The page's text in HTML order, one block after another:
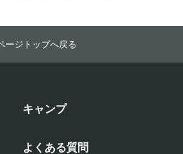
ージトップへ戻る
キャンプ
よくある質問